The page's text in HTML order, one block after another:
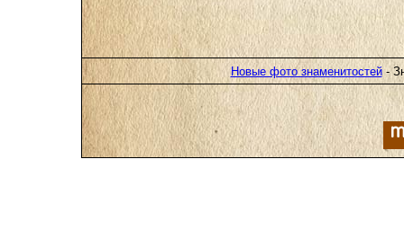
Новые фото знаменитостей-